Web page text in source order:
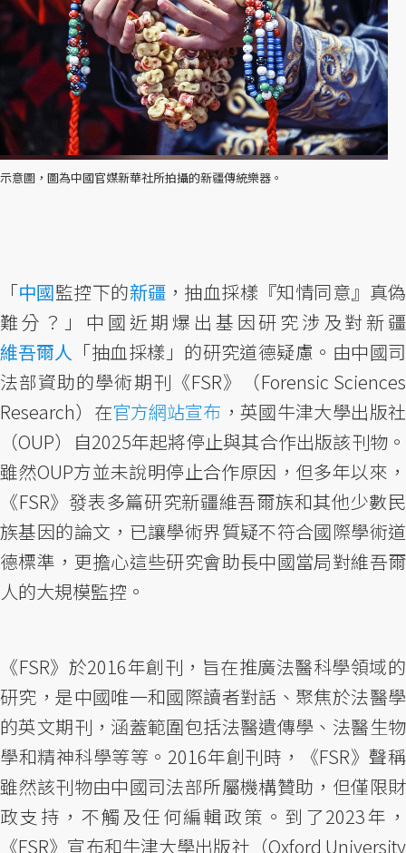
示意圖，圖為中國官媒新華社所拍攝的新疆傳統樂器。
「中國監控下的新疆，抽血採樣『知情同意』真偽
難分？」中國近期爆出基因研究涉及對新疆
維吾爾人 「抽血採樣」的研究道德疑慮。由中國司
法部資助的學術期刊《FSR》（Forensic Sciences
Research）在官方網站宣布 ，英國牛津大學出版社
（OUP）自2025年起將停止與其合作出版該刊物。
雖然OUP方並未說明停止合作原因，但多年以來，
《FSR》發表多篇研究新疆維吾爾族和其他少數民
族基因的論文，已讓學術界質疑不符合國際學術道
德標準，更擔心這些研究會助長中國當局對維吾爾
人的大規模監控。
《FSR》於2016年創刊，旨在推廣法醫科學領域的
研究，是中國唯一和國際讀者對話、聚焦於法醫學
的英文期刊，涵蓋範圍包括法醫遺傳學、法醫生物
學和精神科學等等。2016年創刊時，《FSR》聲稱
雖然該刊物由中國司法部所屬機構贊助，但僅限財
政支持，不觸及任何編輯政策。到了2023年，
《FSR》宣布和牛津大學出版社（Oxford University